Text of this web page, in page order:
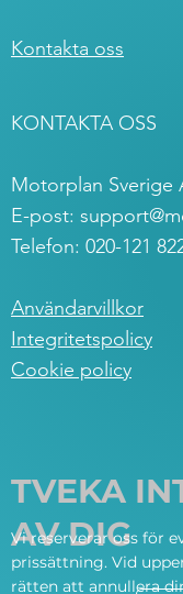
Kontakta oss
KONTAKTA OSS
Motorplan Sverige
E-post:
Telefon: 020-121
Användarvillkor
Integritetspolicy
Cookie policy
TVEKA
AV DIG
Vi reserverar oss för
prissättning. Vid
rätten att annullera